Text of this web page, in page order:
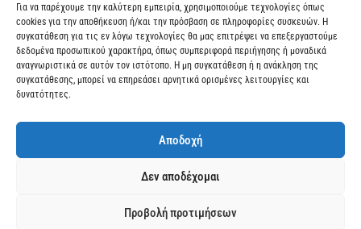
Για να παρέχουμε την καλύτερη εμπειρία, χρησιμοποιούμε τεχνολογίες όπως
cookies για την αποθήκευση ή/και την πρόσβαση σε πληροφορίες συσκευών. Η
συγκατάθεση για τις εν λόγω τεχνολογίες θα μας επιτρέψει να επεξεργαστούμε
δεδομένα προσωπικού χαρακτήρα, όπως συμπεριφορά περιήγησης ή μοναδικά
αναγνωριστικά σε αυτόν τον ιστότοπο. Η μη συγκατάθεση ή η ανάκληση της
συγκατάθεσης, μπορεί να επηρεάσει αρνητικά ορισμένες λειτουργίες και
δυνατότητες.
Αποδοχή
Δεν αποδέχομαι
Προβολή προτιμήσεων
Διεύθυνση
Μεγάλης Χώρας 89, Αγρίνιο, Τ.Κ: 30100
info@dimitrelis-georgousis.gr